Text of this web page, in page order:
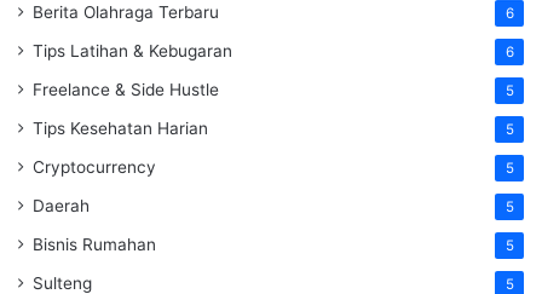
Berita Olahraga Terbaru 6
Tips Latihan & Kebugaran 6
Freelance & Side Hustle 5
Tips Kesehatan Harian 5
Cryptocurrency 5
Daerah 5
Bisnis Rumahan 5
Sulteng 5